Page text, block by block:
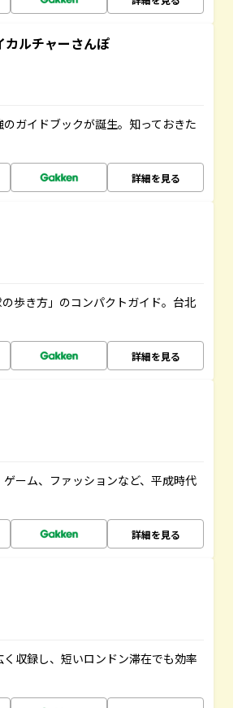
ルチャーさんぽ
ガイドブックが誕生。知っておきた
詳細を見る
歩き方」のコンパクトガイド。台北
詳細を見る
ーム、ファッションなど、平成時代
詳細を見る
収録し、短いロンドン滞在でも効率